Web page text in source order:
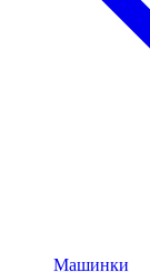
Машинки